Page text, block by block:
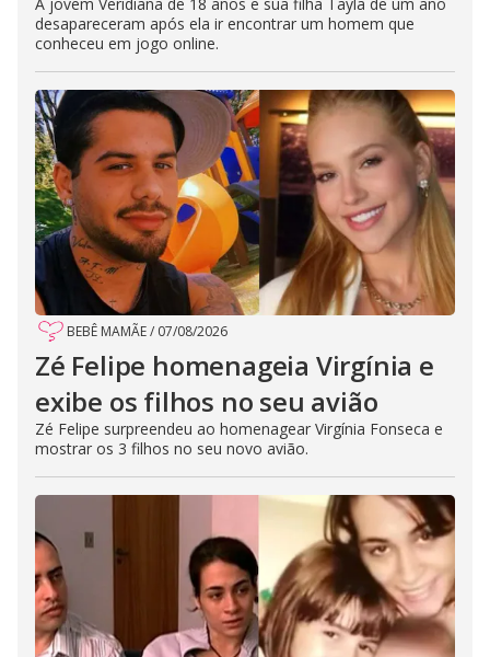
desapareceram após ela ir encontrar um homem que
conheceu em jogo online.
BEBÊ MAMÃE/ 07/08/2026
Zé Felipe homenageia Virgínia e
exibe os filhos no seu avião
Zé Felipe surpreendeu ao homenagear Virgínia Fonseca e
mostrar os 3 filhos no seu novo avião.